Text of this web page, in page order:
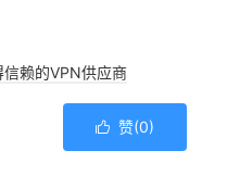
赖的VPN供应商
 赞(0)